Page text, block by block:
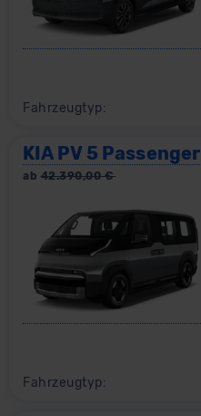
Fahrzeugtyp:
KIA PV 5 Passenger
ab 42.390,00€
Fahrzeugtyp: